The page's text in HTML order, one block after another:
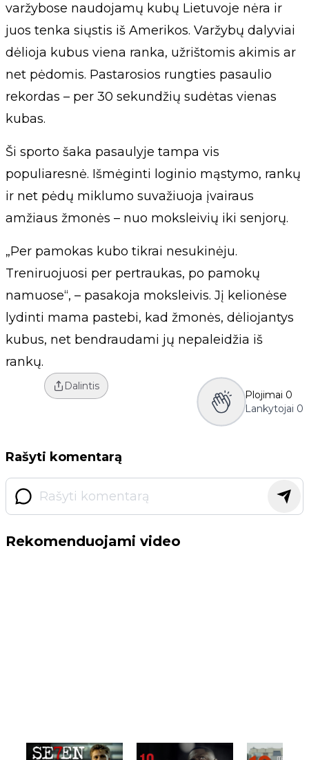
varžybose naudojamų kubų Lietuvoje nėra ir
juos tenka siųstis iš Amerikos. Varžybų dalyviai
dėlioja kubus viena ranka, užrištomis akimis ar
net pėdomis. Pastarosios rungties pasaulio
rekordas – per 30 sekundžių sudėtas vienas
kubas.
Ši sporto šaka pasaulyje tampa vis
populiaresnė. Išmėginti loginio mąstymo, rankų
ir net pėdų miklumo suvažiuoja įvairaus
amžiaus žmonės – nuo moksleivių iki senjorų.
„Per pamokas kubo tikrai nesukinėju.
Treniruojuosi per pertraukas, po pamokų
namuose“, – pasakoja moksleivis. Jį kelionėse
lydinti mama pastebi, kad žmonės, dėliojantys
kubus, net bendraudami jų nepaleidžia iš
rankų.
Dalintis
Plojimai 0
Lankytojai 0
Rašyti komentarą
Rekomenduojami video